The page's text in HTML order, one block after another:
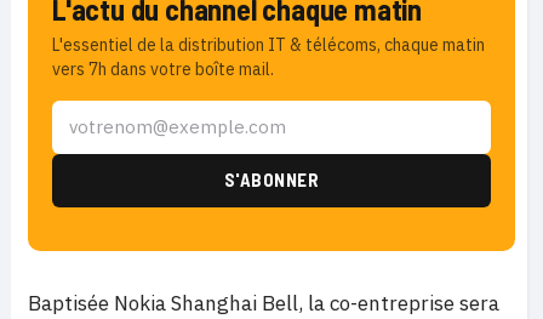
L'actu du channel chaque matin
L'essentiel de la distribution IT & télécoms, chaque matin
vers 7h dans votre boîte mail.
Baptisée Nokia Shanghai Bell, la co-entreprise sera